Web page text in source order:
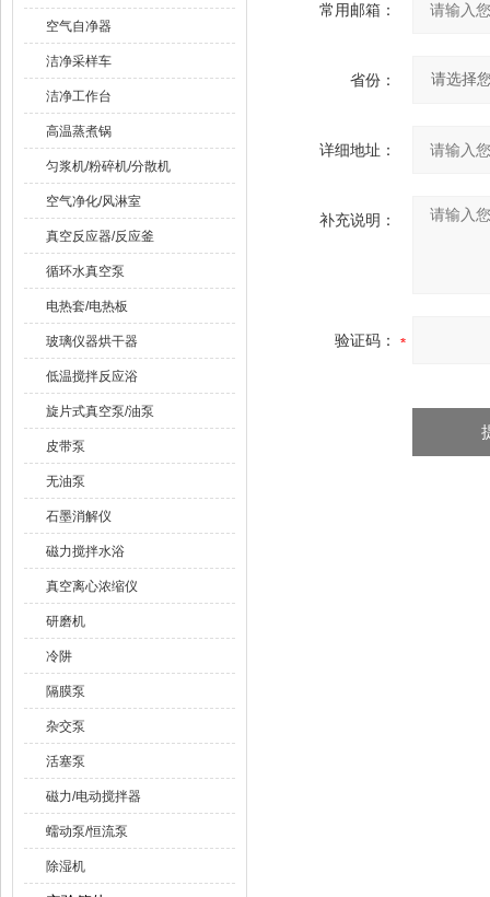
空气自净器
洁净采样车
洁净工作台
高温蒸煮锅
匀浆机/粉碎机/分散机
空气净化/风淋室
真空反应器/反应釜
循环水真空泵
电热套/电热板
玻璃仪器烘干器
低温搅拌反应浴
旋片式真空泵/油泵
皮带泵
无油泵
石墨消解仪
磁力搅拌水浴
真空离心浓缩仪
研磨机
冷阱
隔膜泵
杂交泵
活塞泵
磁力/电动搅拌器
蠕动泵/恒流泵
除湿机
常用邮箱：
省份：
详细地址：
补充说明：
验证码：